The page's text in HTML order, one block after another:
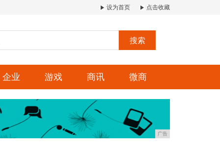
设为首页 点击收藏
搜索
企业 游戏 商讯 微商
广告